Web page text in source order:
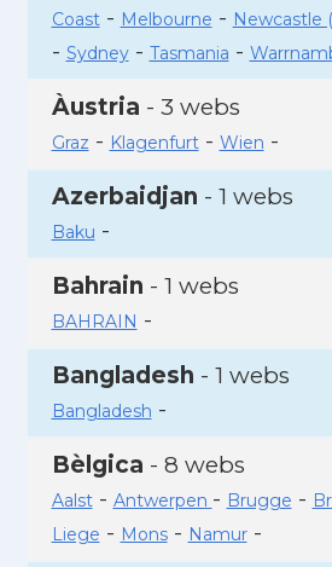
Coast- Melbourne - Newcastle
- Sydney- Tasmania -
Àustria - 3 webs
Graz - Klagenfurt- Wien -
Azerbaidjan - 1 webs
Baku -
Bahrain - 1 webs
BAHRAIN -
Bangladesh - 1 webs
Bangladesh -
Bèlgica - 8 webs
Aalst- Antwerpen - Brugge -
Liege - Mons- Namur-